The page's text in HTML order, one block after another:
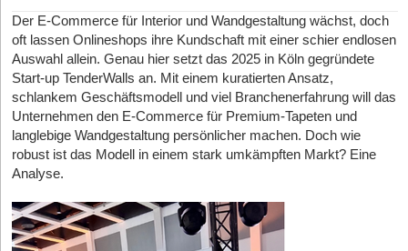
Notwendigkeit getrieben werden.
Die Marktlage
Das Jahr 2026 markiert den definitiven Reifeprozess des
ClimateTech-Sektors, dessen Fokus nun schonungslos auf der
Netzstabilität und technologischen Skalierbarkeit liegt. Aktuelle
Studien der KfW und verschiedener Wirtschaftsberater*innen
belegen unmissverständlich, dass allein in Deutschland bis Mitte
dreistelligen Milliardenbereich nötig sind, um die Übertragungs-
und Verteilnetze für dezentrale Einspeisungen zu rüsten. Der
Branchenverband Bitkom warnt zudem, dass
Der E-Commerce für Interior und Wandgestaltung wächst, doch
oft lassen Onlineshops ihre Kundschaft mit einer schier endlosen
Auswahl allein. Genau hier setzt das 2025 in Köln gegründete
Start-up TenderWalls an. Mit einem kuratierten Ansatz,
schlankem Geschäftsmodell und viel Branchenerfahrung will das
Unternehmen den E-Commerce für Premium-Tapeten und
langlebige Wandgestaltung persönlicher machen. Doch wie
robust ist das Modell in einem stark umkämpften Markt? Eine
Analyse.